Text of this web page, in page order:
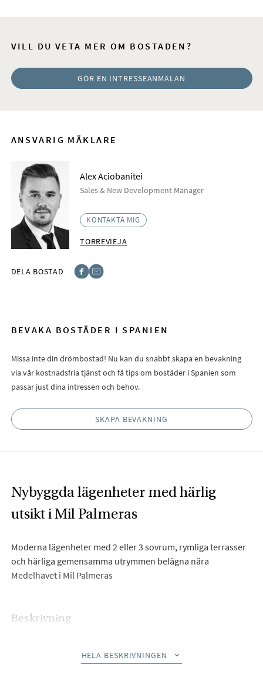
VILL DU VETA MER OM BOSTADEN?
GÖR EN INTRESSEANMÄLAN
ANSVARIG MÄKLARE
Alex Aciobanitei
Sales & New Development Manager
KONTAKTA MIG
TORREVIEJA
DELA BOSTAD
BEVAKA BOSTÄDER I SPANIEN
Missa inte din drömbostad! Nu kan du snabbt skapa en bevakning
via vår kostnadsfria tjänst och få tips om bostäder i Spanien som
passar just dina intressen och behov.
SKAPA BEVAKNING
Nybyggda lägenheter med härlig
utsikt i Mil Palmeras
Moderna lägenheter med 2 eller 3 sovrum, rymliga terrasser
och härliga gemensamma utrymmen belägna nära
Medelhavet i Mil Palmeras
Beskrivning
mycket eftertraktade området Mil Palmeras, bara en kort
HELA BESKRIVNINGEN